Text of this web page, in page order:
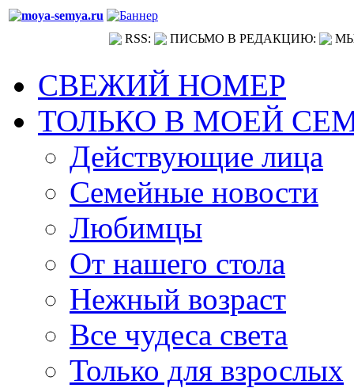
RSS: ПИСЬМО В РЕДАКЦИЮ:
СВЕЖИЙ НОМЕР
ТОЛЬКО В МОЕЙ
Действующие лица
Семейные новости
Любимцы
От нашего стола
Нежный возраст
Все чудеса света
Только для взрослых